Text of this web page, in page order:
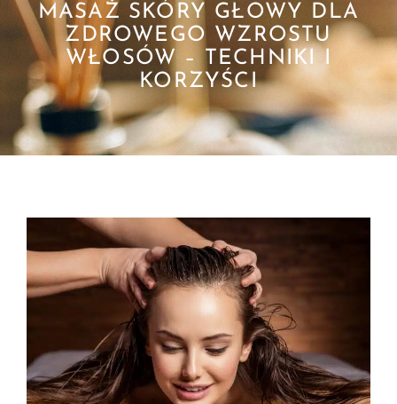
MASAŻ SKÓRY GŁOWY DLA
ZDROWEGO WZROSTU
WŁOSÓW – TECHNIKI I
KORZYŚCI